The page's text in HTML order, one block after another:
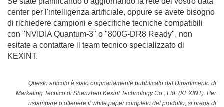
center per l'intelligenza artificiale, oppure se avete bisogno
di richiedere campioni e specifiche tecniche compatibili
con "NVIDIA Quantum-3" o "800G-DR8 Ready", non
esitate a contattare il team tecnico specializzato di
KEXINT.
Questo articolo è stato originariamente pubblicato dal Dipartimento di
Marketing Tecnico di Shenzhen Kexint Technology Co., Ltd. (KEXINT). Per
ristampare o ottenere il white paper completo del prodotto, si prega di